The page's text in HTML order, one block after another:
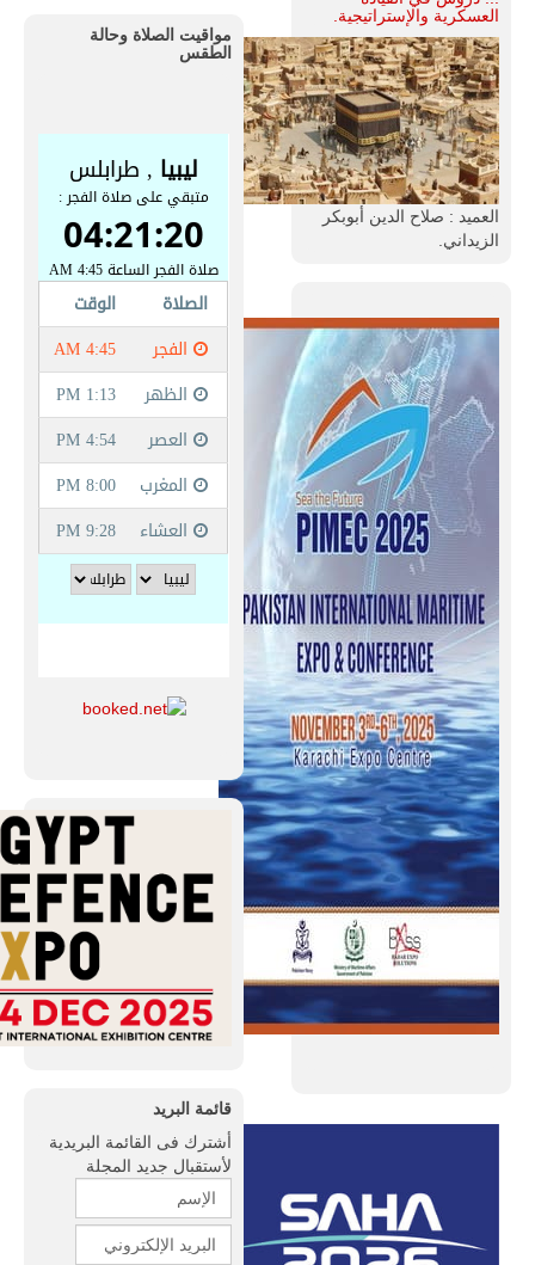
العسكرية والإستراتيجية.
العميد : صلاح الدين أبوبكر
الزيداني.
مواقيت الصلاة وحالة
الطقس
قائمة البريد
أشترك فى القائمة البريدية
لأستقبال جديد المجلة